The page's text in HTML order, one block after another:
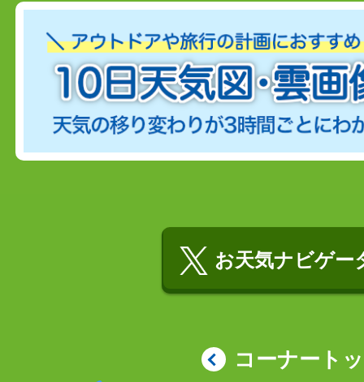
お天気ナビゲー
コーナート